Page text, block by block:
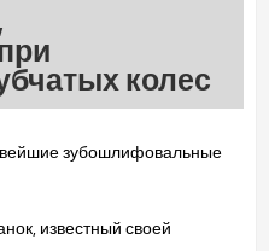
колес
зубошлифовальные
известный своей